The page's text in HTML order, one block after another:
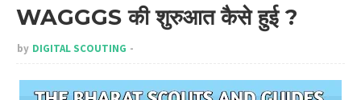
WAGGGS की शुरुआत कैसे हुई ?
by DIGITAL SCOUTING